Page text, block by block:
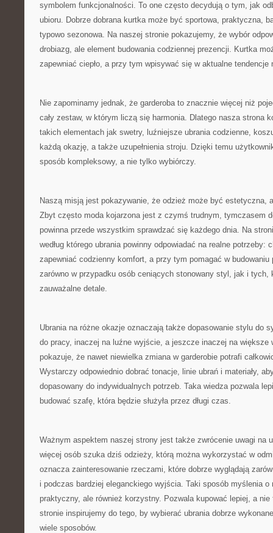
symbolem funkcjonalności. To one często decydują o tym, jak
ubioru. Dobrze dobrana kurtka może być sportowa, praktyczna,
typowo sezonowa. Na naszej stronie pokazujemy, że wybór
drobiazg, ale element budowania codziennej prezencji. Kurtka
zapewniać ciepło, a przy tym wpisywać się w aktualne tendencje
Nie zapominamy jednak, że garderoba to znacznie więcej niż
cały zestaw, w którym liczą się harmonia. Dlatego nasza strona
takich elementach jak swetry, luźniejsze ubrania codzienne,
każdą okazję, a także uzupełnienia stroju. Dzięki temu
sposób kompleksowy, a nie tylko wybiórczy.
Naszą misją jest pokazywanie, że odzież może być estetyczna,
Zbyt często moda kojarzona jest z czymś trudnym, tymczasem
powinna przede wszystkim sprawdzać się każdego dnia. Na
według którego ubrania powinny odpowiadać na realne potrzeby:
zapewniać codzienny komfort, a przy tym pomagać w budowaniu
zarówno w przypadku osób ceniących stonowany styl, jak i tych,
zauważalne detale.
Ubrania na różne okazje oznaczają także dopasowanie stylu do
do pracy, inaczej na luźne wyjście, a jeszcze inaczej na większe
pokazuje, że nawet niewielka zmiana w garderobie potrafi
Wystarczy odpowiednio dobrać tonacje, linie ubrań i materiały,
dopasowany do indywidualnych potrzeb. Taka wiedza pozwala
budować szafę, która będzie służyła przez długi czas.
Ważnym aspektem naszej strony jest także zwrócenie uwagi na
więcej osób szuka dziś odzieży, którą można wykorzystać w
oznacza zainteresowanie rzeczami, które dobrze wyglądają
i podczas bardziej eleganckiego wyjścia. Taki sposób myślenia
praktyczny, ale również korzystny. Pozwala kupować lepiej, a
stronie inspirujemy do tego, by wybierać ubrania dobrze
wiele sposobów.